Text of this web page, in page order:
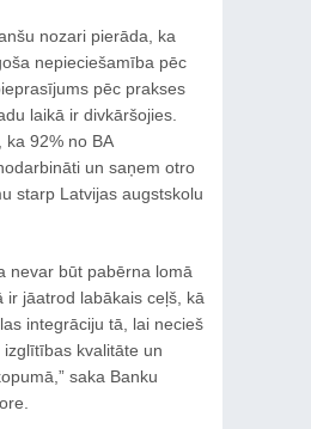
nozari pierāda, ka
nepieciešamība pēc
pēc prakses
laikā ir divkāršojies.
92% no BA
un saņem otro
starp Latvijas augstskolu
nevar būt pabērna lomā
ir jāatrod labākais ceļš, kā
integrāciju tā, lai necieš
kvalitāte un
saka Banku